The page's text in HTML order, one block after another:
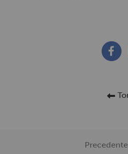
Precedente